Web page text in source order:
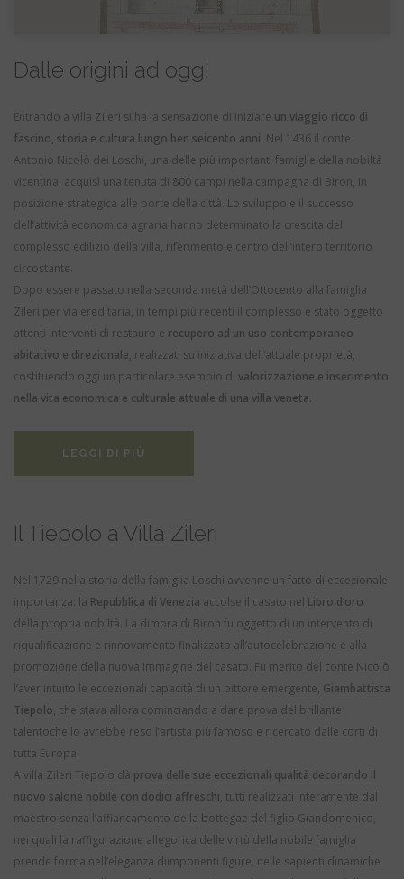
Dalle origini ad oggi
Entrando a villa Zileri si ha la sensazione di iniziare un viaggio ricco di
fascino, storia e cultura lungo ben seicento anni. Nel 1436 il conte
Antonio Nicolò dei Loschi, una delle più importanti famiglie della nobiltà
vicentina, acquisì una tenuta di 800 campi nella campagna di Biron, in
posizione strategica alle porte della città. Lo sviluppo e il successo
dell’attività economica agraria hanno determinato la crescita del
complesso edilizio della villa, riferimento e centro dell’intero territorio
circostante.
Dopo essere passato nella seconda metà dell’Ottocento alla famiglia
Zileri per via ereditaria, in tempi più recenti il complesso è stato oggetto
attenti interventi di restauro e recupero ad un uso contemporaneo
abitativo e direzionale, realizzati su iniziativa dell’attuale proprietà,
costituendo oggi un particolare esempio di valorizzazione e inserimento
nella vita economica e culturale attuale di una villa veneta.
LEGGI DI PIÙ
Il Tiepolo a Villa Zileri
Nel 1729 nella storia della famiglia Loschi avvenne un fatto di eccezionale
importanza: la Repubblica di Venezia accolse il casato nel Libro d’oro
della propria nobiltà. La dimora di Biron fu oggetto di un intervento di
riqualificazione e rinnovamento finalizzato all’autocelebrazione e alla
promozione della nuova immagine del casato. Fu merito del conte Nicolò
l’aver intuito le eccezionali capacità di un pittore emergente, Giambattista
Tiepolo, che stava allora cominciando a dare prova del brillante
talentoche lo avrebbe reso l’artista più famoso e ricercato dalle corti di
tutta Europa.
A villa Zileri Tiepolo dà prova delle sue eccezionali qualità decorando il
nuovo salone nobile con dodici affreschi, tutti realizzati interamente dal
maestro senza l’affiancamento della bottegae del figlio Giandomenico,
nei quali la raffigurazione allegorica delle virtù della nobile famiglia
prende forma nell’eleganza diimponenti figure, nelle sapienti dinamiche